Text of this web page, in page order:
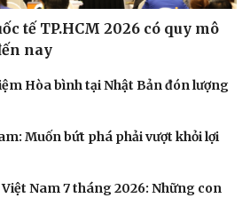
Nhà đẹp
Blog
tế TP.HCM 2026 có quy mô
nay
Hòa bình tại Nhật Bản đón lượng
Muốn bứt phá phải vượt khỏi lợi
Nam 7 tháng 2026: Những con